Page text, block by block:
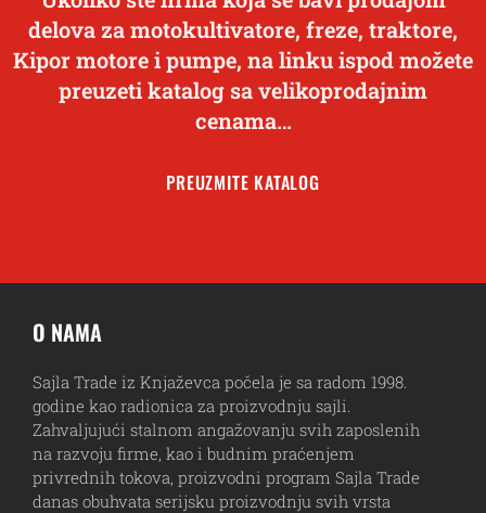
delova za motokultivatore, freze, traktore,
Kipor motore i pumpe, na linku ispod možete
preuzeti katalog sa velikoprodajnim
cenama…
PREUZMITE KATALOG
O NAMA
Sajla Trade iz Knjaževca počela je sa radom 1998.
godine kao radionica za proizvodnju sajli.
Zahvaljujući stalnom angažovanju svih zaposlenih
na razvoju firme, kao i budnim praćenjem
privrednih tokova, proizvodni program Sajla Trade
danas obuhvata serijsku proizvodnju svih vrsta